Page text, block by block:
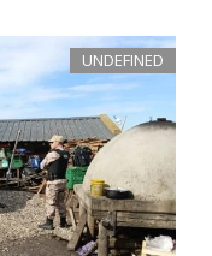
UNDEFINED